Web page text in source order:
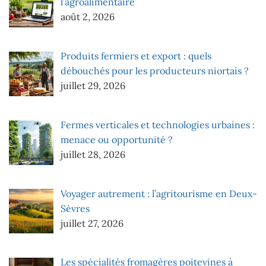
août 2, 2026
Produits fermiers et export : quels
débouchés pour les producteurs niortais ?
juillet 29, 2026
Fermes verticales et technologies urbaines :
menace ou opportunité ?
juillet 28, 2026
Voyager autrement : l’agritourisme en Deux-
Sèvres
juillet 27, 2026
Les spécialités fromagères poitevines à